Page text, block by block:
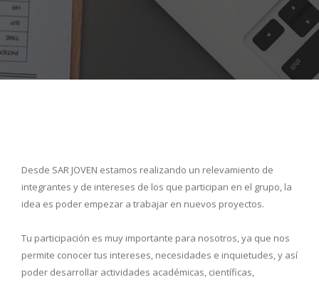
Desde SAR JOVEN estamos realizando un relevamiento de
integrantes y de intereses de los que participan en el grupo, la
idea es poder empezar a trabajar en nuevos proyectos.
Tu participación es muy importante para nosotros, ya que nos
permite conocer tus intereses, necesidades e inquietudes, y así
poder desarrollar actividades académicas, científicas,